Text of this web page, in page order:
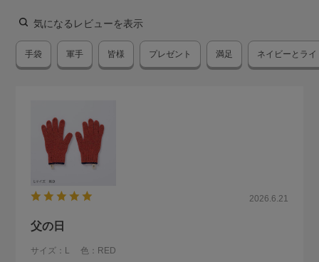
気になるレビューを表示
手袋 軍手 皆様 プレゼント 満足 ネイビーとラ
2026.6.21
父の日
サイズ：L 色：RED